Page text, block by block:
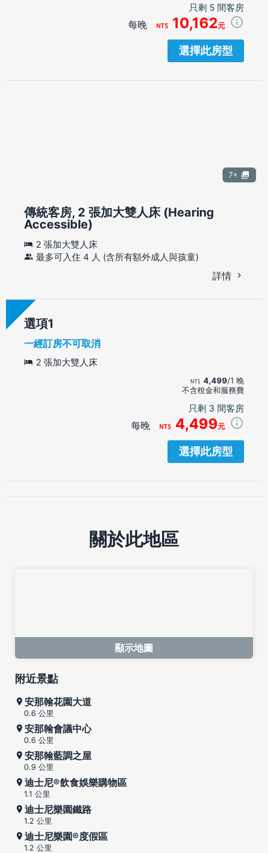
只剩 5 間客房
每晚 10,162元
選擇此房型
7+
傳統客房, 2 張加大雙人床 (Hearing
Accessible)
2 張加大雙人床
最多可入住 4 人 (含所有額外成人與孩童)
詳情
選項
一經訂房不可取消
2 張加大雙人床
4,499/1 晚
不含稅金和服務費
只剩 3 間客房
每晚 4,499元
選擇此房型
關於此地區
顯示地圖
附近景點
安那翰花園大道
0.6 公里
安那翰會議中心
0.6 公里
安那翰藍調之屋
0.9 公里
迪士尼®飲食娛樂購物區
1.1 公里
迪士尼樂園鐵路
1.2 公里
迪士尼樂園®度假區
1.2 公里